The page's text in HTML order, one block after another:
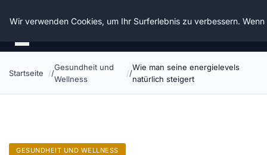
Die Schnitter
Startseite
Gesundheit und
Wellness
Wie man seine energielevels
natürlich steigert
GESUNDHEIT UND WELLNESS
Wir verwenden Cookies, um Ihr Surferlebnis zu verbessern.